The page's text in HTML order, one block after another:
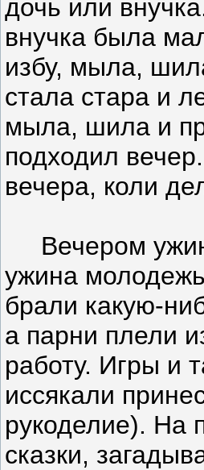
дочь или
внучка была
избу, мыла,
стала стара и
мыла, шила и
подходил
вечера, коли
Вечером
ужина
брали какую-
а парни плели
работу. Игры и
иссякали
рукоделие). На
сказки,